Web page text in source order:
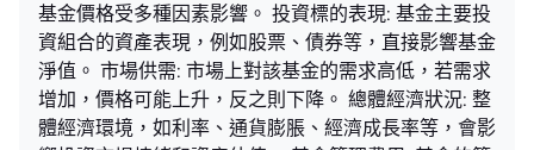
基金價格受多種因素影響。 投資標的表現: 基金主要投
資組合的資產表現，例如股票、債券等，直接影響基金
淨值。 市場供需: 市場上對該基金的需求高低，若需求
增加，價格可能上升，反之則下降。 總體經濟狀況: 整
體經濟環境，如利率、通貨膨脹、經濟成長率等，會影